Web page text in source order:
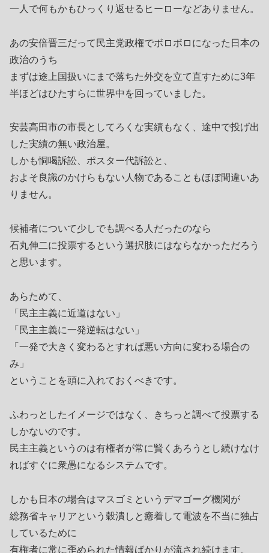
一人で何もかもひっくり返せるヒーローなどありません。
あの安倍晋三だって民主党政権でボロボロになった日本の
政治のうち
まずは途上国扱いにまで落ちた外交を立て直すために3年
半ほどはひたすらに世界中を回っていました。
安芸高田市の市長としてろくな実績もなく、途中で投げ出
した実績の無い政治屋。
しかも恫喝訴訟、ポスター代訴訟と、
およそ良識のかけらもない人物であることもほぼ間違いあ
りません。
候補者について少しでも調べる人だったのなら
石丸伸二に投票するという選択肢にはならなかっただろう
と思います。
あらためて、
「民主主義に近道はない」
「民主主義に一発逆転はない」
「一発で大きく変わるとすれば悪い方向に変わる場合の
み」
ということを頭に入れておくべきです。
ふわっとしたイメージではなく、きちっと調べて投票する
しかないのです。
民主主義というのは有権者が常に賢くあろうとし続けなけ
ればすぐに衆愚になるシステムです。
しかも日本の場合はマスゴミというデマゴーグ機関が
総務省キャリアという穀潰しと癒着して電波を不当に独占
しているために
有権者に常に歪められた情報ばかりが流され続けます。